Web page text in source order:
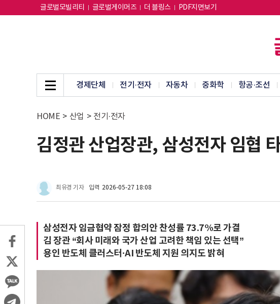
글로벌모빌리티 글로벌게이머즈 더 블링스 PDF지면보기
경제단체 전기·전자 자동차 중화학 항공·조선
HOME > 산업 > 전기·전자
김정관 산업장관, 삼성전자 임협
최유경 기자 입력 2026-05-27 18:08
삼성전자 임금협약 잠정 합의안 찬성률 73.7%로 가결
김 장관 “회사 미래와 국가 산업 고려한 책임 있는 선택”
용인 반도체 클러스터·AI 반도체 지원 의지도 밝혀